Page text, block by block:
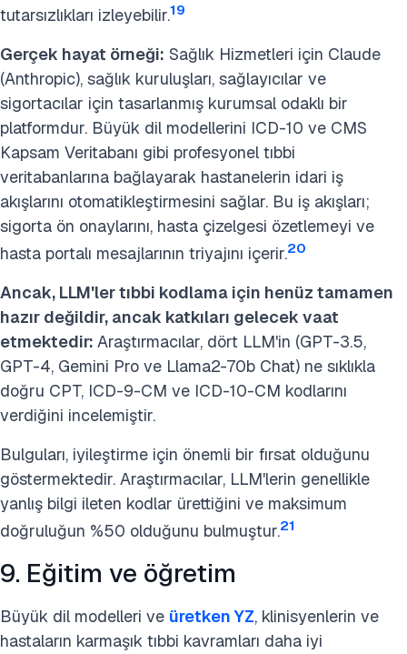
tutarsızlıkları izleyebilir.19
Gerçek hayat örneği: Sağlık Hizmetleri için Claude
(Anthropic), sağlık kuruluşları, sağlayıcılar ve
sigortacılar için tasarlanmış kurumsal odaklı bir
platformdur. Büyük dil modellerini ICD-10 ve CMS
Kapsam Veritabanı gibi profesyonel tıbbi
veritabanlarına bağlayarak hastanelerin idari iş
akışlarını otomatikleştirmesini sağlar. Bu iş akışları;
sigorta ön onaylarını, hasta çizelgesi özetlemeyi ve
hasta portalı mesajlarının triyajını içerir.20
Ancak, LLM'ler tıbbi kodlama için henüz tamamen
hazır değildir, ancak katkıları gelecek vaat
etmektedir: Araştırmacılar, dört LLM'in (GPT-3.5,
GPT-4, Gemini Pro ve Llama2-70b Chat) ne sıklıkla
doğru CPT, ICD-9-CM ve ICD-10-CM kodlarını
verdiğini incelemiştir.
Bulguları, iyileştirme için önemli bir fırsat olduğunu
göstermektedir. Araştırmacılar, LLM'lerin genellikle
yanlış bilgi ileten kodlar ürettiğini ve maksimum
doğruluğun %50 olduğunu bulmuştur.21
9. Eğitim ve öğretim
Büyük dil modelleri ve üretken YZ, klinisyenlerin ve
hastaların karmaşık tıbbi kavramları daha iyi